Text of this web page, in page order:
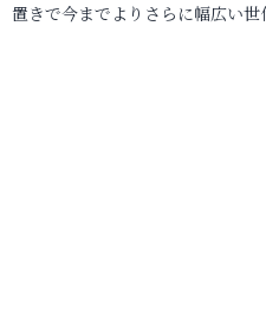
置きで今までよりさらに幅広い